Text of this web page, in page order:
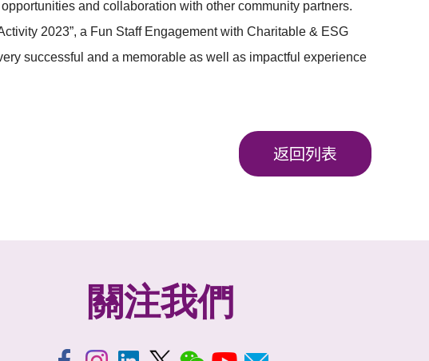
and collaboration with other community partners.
2023”, a Fun Staff Engagement with Charitable & ESG
successful and a memorable as well as impactful experience
返回列表
關注我們